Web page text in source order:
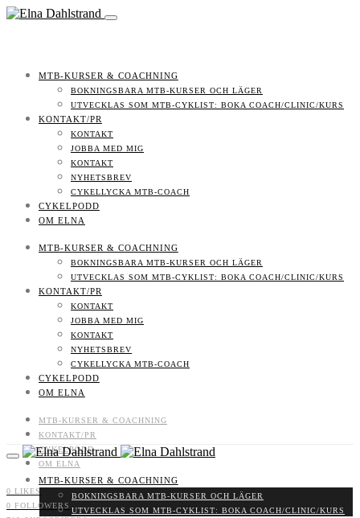
MTB-KURSER & COACHNING
BOKNINGSBARA MTB-KURSER OCH LÄGER
UTVECKLAS SOM MTB-CYKLIST: BOKA COACH/CLINIC/KURS
KONTAKT/PR
KONTAKT
JOBBA MED MIG
KONTAKT
NYHETSBREV
CYKELLYCKA MTB-COACH
CYKELPODD
OM ELNA
MTB-KURSER & COACHNING
BOKNINGSBARA MTB-KURSER OCH LÄGER
UTVECKLAS SOM MTB-CYKLIST: BOKA COACH/CLINIC/KURS
KONTAKT/PR
KONTAKT
JOBBA MED MIG
KONTAKT
NYHETSBREV
CYKELLYCKA MTB-COACH
CYKELPODD
OM ELNA
MTB-KURSER & COACHNING
KONTAKT/PR
CYKELPODD
OM ELNA
0 LIKES
0 FOLLOWERS
MTB-KURSER & COACHNING
BOKNINGSBARA MTB-KURSER OCH LÄGER
UTVECKLAS SOM MTB-CYKLIST: BOKA COACH/CLINIC/KURS